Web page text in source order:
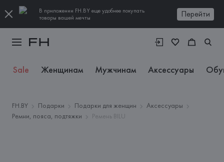
В приложении FH.BY еще удобнее покупать
товары вашей мечты
Перейти
Sale Женщинам Мужчинам Аксессуары
FH.BY Подарки Подарки для женщин
Аксессуары
Ремни, пояса, подтяжки
Ремень BILU